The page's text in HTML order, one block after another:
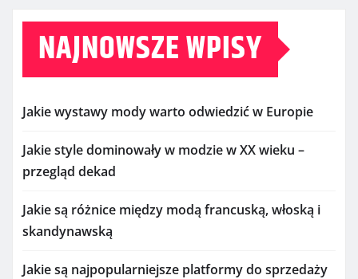
NAJNOWSZE WPISY
Jakie wystawy mody warto odwiedzić w Europie
Jakie style dominowały w modzie w XX wieku –
przegląd dekad
Jakie są różnice między modą francuską, włoską i
skandynawską
Jakie są najpopularniejsze platformy do sprzedaży